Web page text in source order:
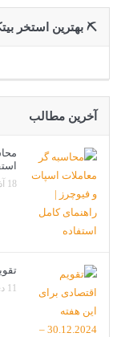
⛏ بهترین استخر
آخرین مطالب
18 آذر 1404
تقویم
11 دی 1403